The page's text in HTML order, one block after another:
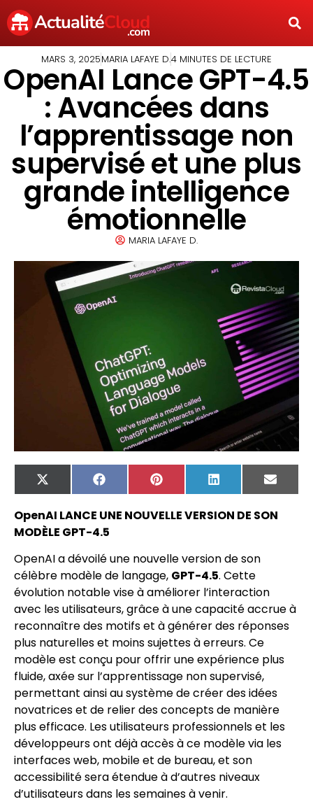
MARS 3, 2025MARIA LAFAYE D.4 MINUTES DE LECTURE
OpenAI Lance GPT-4.5
: Avancées dans
l’apprentissage non
supervisé et une plus
grande intelligence
émotionnelle
MARIA LAFAYE D.
X
(Twitter)
FacebookPinterest LinkedIn
Email
OpenAI LANCE UNE NOUVELLE VERSION DE SON
MODÈLE GPT-4.5
OpenAI a dévoilé une nouvelle version de son
célèbre modèle de langage, GPT-4.5. Cette
évolution notable vise à améliorer l’interaction
avec les utilisateurs, grâce à une capacité accrue à
reconnaître des motifs et à générer des réponses
plus naturelles et moins sujettes à erreurs. Ce
modèle est conçu pour offrir une expérience plus
fluide, axée sur l’apprentissage non supervisé,
permettant ainsi au système de créer des idées
novatrices et de relier des concepts de manière
plus efficace. Les utilisateurs professionnels et les
développeurs ont déjà accès à ce modèle via les
interfaces web, mobile et de bureau, et son
accessibilité sera étendue à d’autres niveaux
d’utilisateurs dans les semaines à venir.